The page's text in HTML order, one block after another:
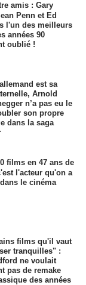
amis : Gary
Penn et Ed
l'un des meilleurs
années 90
oublié !
est sa
Arnold
n’a pas eu le
son propre
dans la saga
films en 47 ans de
l'acteur qu'on a
le cinéma
films qu'il vaut
tranquilles" :
ne voulait
pas de remake
des années